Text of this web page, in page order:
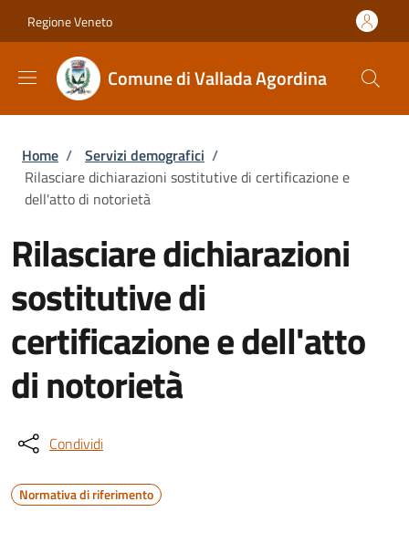
Regione Veneto
Comune di Vallada Agordina
Briciole di pane
Home / Servizi demografici /
Rilasciare dichiarazioni sostitutive di certificazione e
dell'atto di notorietà
Rilasciare dichiarazioni
sostitutive di
certificazione e dell'atto
di notorietà
Condividi
Normativa di riferimento